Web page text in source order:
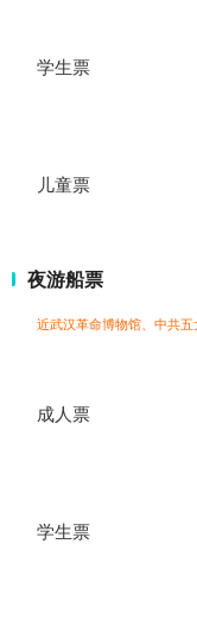
学生票
儿童票
夜游船票
近武汉革命博物馆、中共五
成人票
学生票